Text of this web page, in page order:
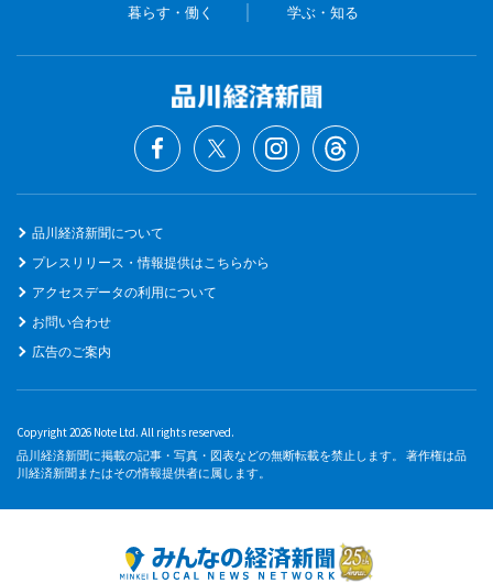
暮らす・働く 学ぶ・知る
品川経済新聞について
プレスリリース・情報提供はこちらから
アクセスデータの利用について
お問い合わせ
広告のご案内
Copyright 2026 Note Ltd. All rights reserved.
品川経済新聞に掲載の記事・写真・図表などの無断転載を禁止します。 著作権は品
川経済新聞またはその情報提供者に属します。